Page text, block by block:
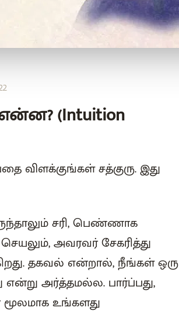
(Intuition
சத்குரு. இது
சரி, பெண்ணாக
அவரவர் சேகரித்து
தகவல் என்றால், நீங்கள் ஒரு
அர்த்தமல்ல. பார்ப்பது,
மூலமாக உங்களது